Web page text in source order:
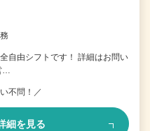
自由シフトです！ 詳細はお問い
…
不問！／
細を見る